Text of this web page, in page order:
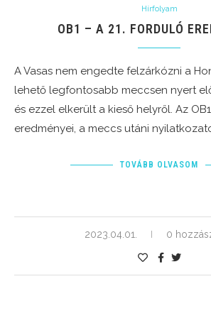
Hírfolyam
OB1 – A 21. FORDULÓ
A Vasas nem engedte felzárkózni a
lehető legfontosabb meccsen nyert
és ezzel elkerült a kieső helyről. Az
eredményei, a meccs utáni
TOVÁBB OLVASOM
2023.04.01. 0